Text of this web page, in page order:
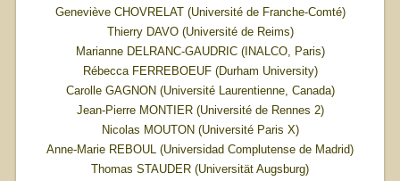
Geneviève CHOVRELAT (Université de Franche-Comté)
Thierry DAVO (Université de Reims)
Marianne DELRANC-GAUDRIC (INALCO, Paris)
Rébecca FERREBOEUF (Durham University)
Carolle GAGNON (Université Laurentienne, Canada)
Jean-Pierre MONTIER (Université de Rennes 2)
Nicolas MOUTON (Université Paris X)
Anne-Marie REBOUL (Universidad Complutense de Madrid)
Thomas STAUDER (Universität Augsburg)